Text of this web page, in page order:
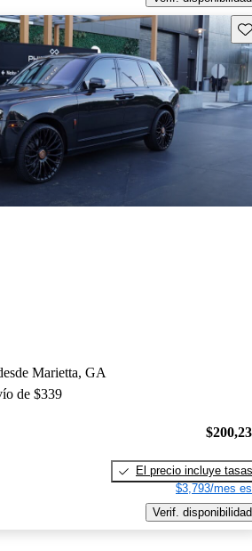
Marietta, GA
de $339
El precio incluye tasas
$3,793/mes
Verif. disponibilidad